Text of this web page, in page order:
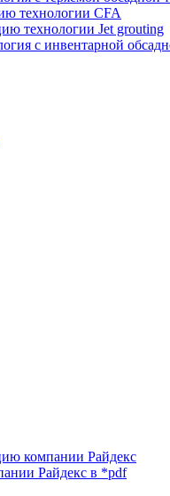
технологии CFA
технологии Jet grouting
с инвентарной
компании Райдекс
Райдекс в *pdf